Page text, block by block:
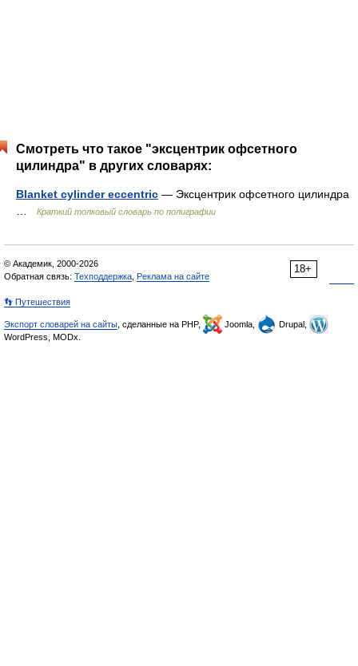
Смотреть что такое "эксцентрик офсетного
цилиндра" в других словарях:
Blanket cylinder eccentric — Эксцентрик офсетного цилиндра
Краткий толковый словарь по полиграфии
18+
© Академик, 2000-2026
Обратная связь: Техподдержка Реклама на сайте
👣 Путешествия
Экспорт словарей на сайты , сделанные на PHP, Joomla,
Drupal,
WordPress, MODx.